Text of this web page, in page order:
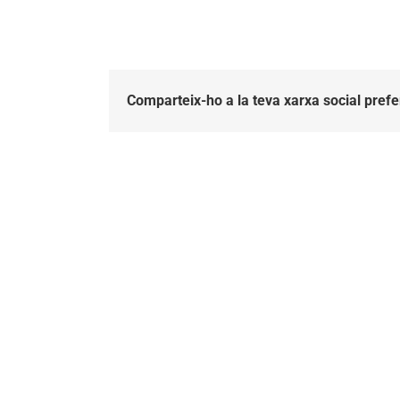
Comparteix-ho a la teva xarxa social